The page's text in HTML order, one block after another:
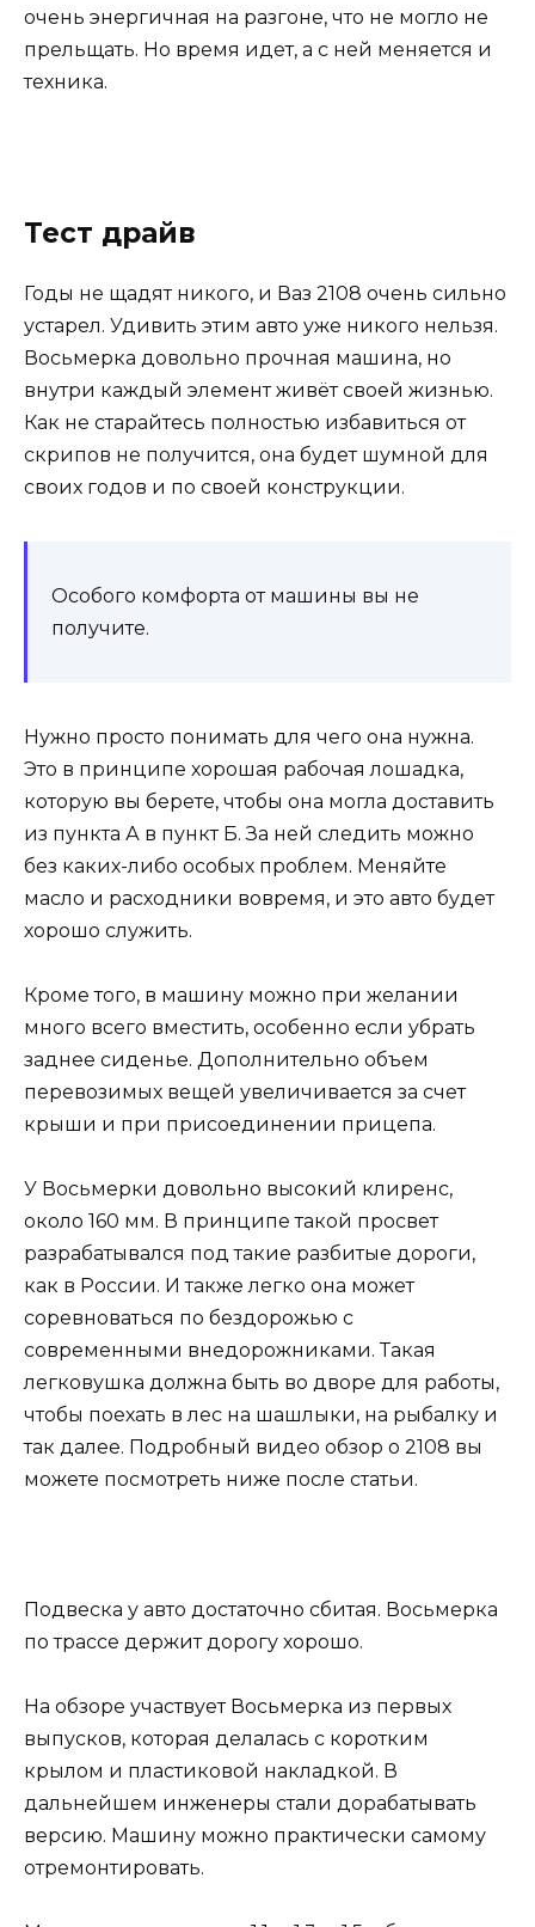
очень энергичная на разгоне, что не могло не
прельщать. Но время идет, а с ней меняется и
техника.
Тест драйв
Годы не щадят никого, и Ваз 2108 очень сильно
устарел. Удивить этим авто уже никого нельзя.
Восьмерка довольно прочная машина, но
внутри каждый элемент живёт своей жизнью.
Как не старайтесь полностью избавиться от
скрипов не получится, она будет шумной для
своих годов и по своей конструкции.
Особого комфорта от машины вы не
получите.
Нужно просто понимать для чего она нужна.
Это в принципе хорошая рабочая лошадка,
которую вы берете, чтобы она могла доставить
из пункта А в пункт Б. За ней следить можно
без каких-либо особых проблем. Меняйте
масло и расходники вовремя, и это авто будет
хорошо служить.
Кроме того, в машину можно при желании
много всего вместить, особенно если убрать
заднее сиденье. Дополнительно объем
перевозимых вещей увеличивается за счет
крыши и при присоединении прицепа.
У Восьмерки довольно высокий клиренс,
около 160 мм. В принципе такой просвет
разрабатывался под такие разбитые дороги,
как в России. И также легко она может
соревноваться по бездорожью с
современными внедорожниками. Такая
легковушка должна быть во дворе для работы,
чтобы поехать в лес на шашлыки, на рыбалку и
так далее. Подробный видео обзор о 2108 вы
можете посмотреть ниже после статьи.
Подвеска у авто достаточно сбитая. Восьмерка
по трассе держит дорогу хорошо.
На обзоре участвует Восьмерка из первых
выпусков, которая делалась с коротким
крылом и пластиковой накладкой. В
дальнейшем инженеры стали дорабатывать
версию. Машину можно практически самому
отремонтировать.